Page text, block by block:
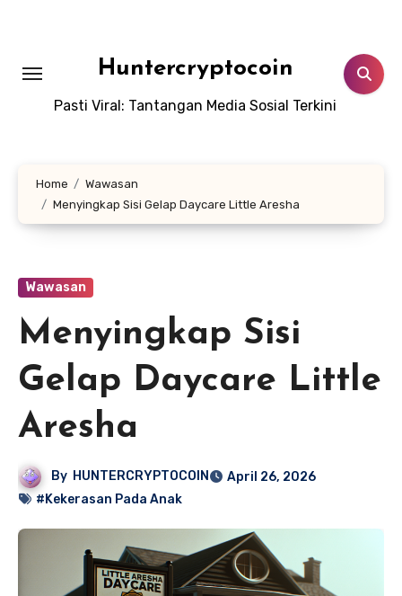
Huntercryptocoin
Pasti Viral: Tantangan Media Sosial Terkini
Home
Wawasan
Menyingkap Sisi Gelap Daycare Little Aresha
Wawasan
Menyingkap Sisi
Gelap Daycare Little
Aresha
By HUNTERCRYPTOCOIN
April 26, 2026
#Kekerasan Pada Anak